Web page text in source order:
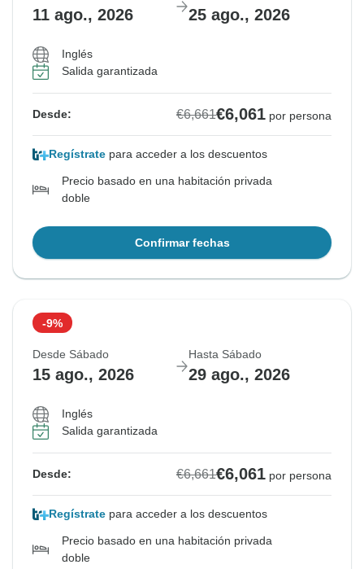
11 ago., 2026 25 ago., 2026
Inglés
Salida garantizada
Desde: €6,661€6,061 por persona
Regístrate para acceder a los descuentos
Precio basado en una habitación privada
doble
Confirmar fechas
-9%
Desde Sábado
15 ago., 2026
Hasta Sábado
29 ago., 2026
Inglés
Salida garantizada
Desde: €6,661€6,061 por persona
Regístrate para acceder a los descuentos
Precio basado en una habitación privada
doble